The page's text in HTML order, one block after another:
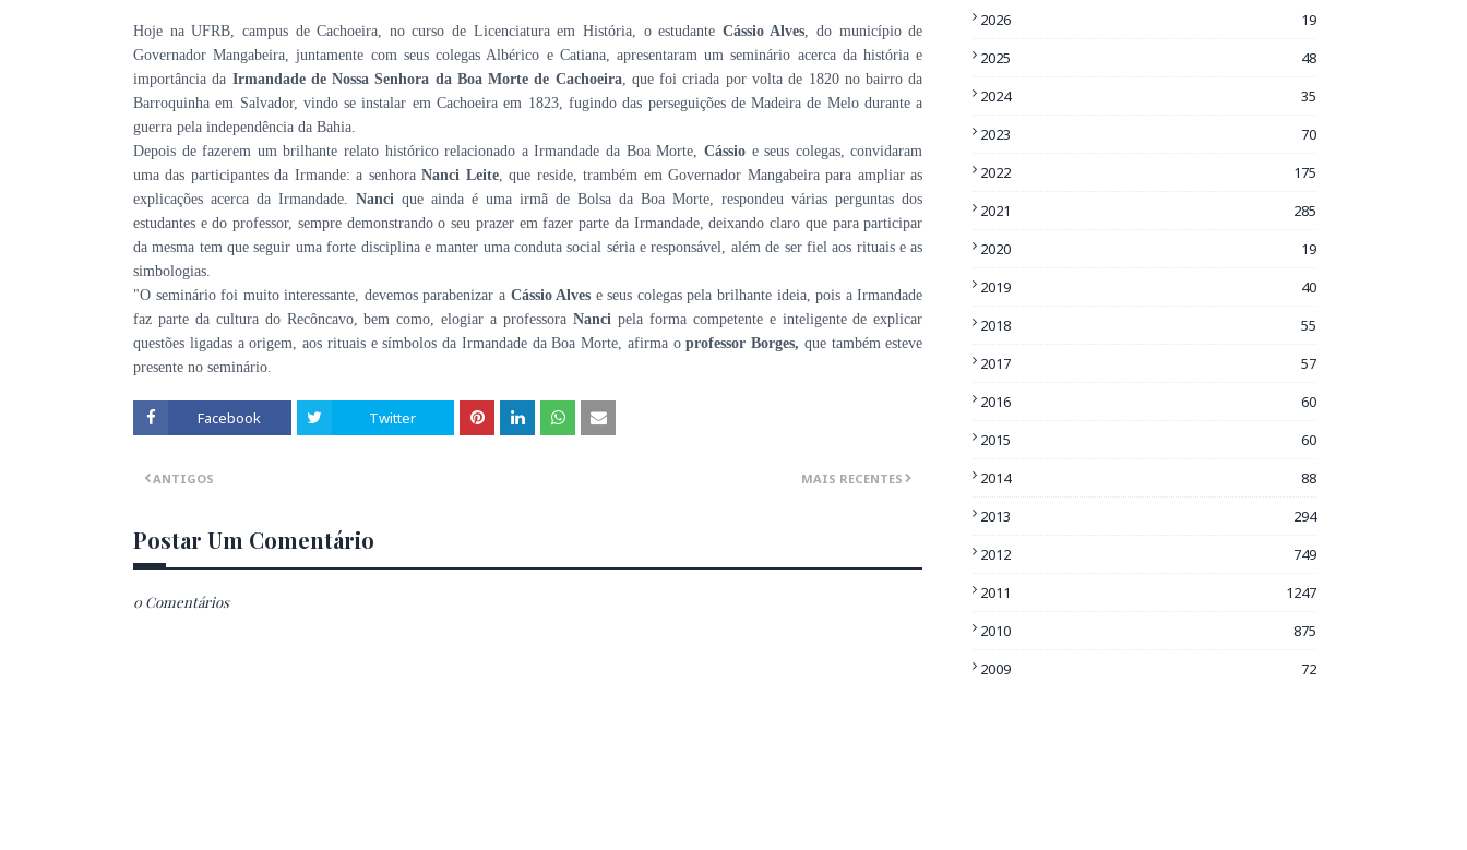
Hoje na UFRB, campus de Cachoeira, no curso de Licenciatura em História, o estudante Cássio Alves, do município de
Governador Mangabeira, juntamente com seus colegas Albérico e Catiana, apresentaram um seminário acerca da história e
importância da Irmandade de Nossa Senhora da Boa Morte de Cachoeira, que foi criada por volta de 1820 no bairro da
Barroquinha em Salvador, vindo se instalar em Cachoeira em 1823, fugindo das perseguições de Madeira de Melo durante a
guerra pela independência da Bahia.
Depois de fazerem um brilhante relato histórico relacionado a Irmandade da Boa Morte, Cássioe seus colegas, convidaram
uma das participantes da Irmande: a senhoraNanci Leite, que reside, trambém em Governador Mangabeira para ampliar as
explicações acerca da Irmandade.Nanci que ainda é uma irmã de Bolsa da Boa Morte, respondeu várias perguntas dos
estudantes e do professor, sempre demonstrando o seu prazer em fazer parte da Irmandade, deixando claro que para participar
da mesma tem que seguir uma forte disciplina e manter uma conduta social séria e responsável, além de ser fiel aos rituais e as
simbologias.
"O seminário foi muito interessante, devemos parabenizar a Cássio Alves e seus colegas pela brilhante ideia, pois a Irmandade
faz parte da cultura do Recôncavo, bem como, elogiar a professora Nancipela forma competente e inteligente de explicar
questões ligadas a origem, aos rituais e símbolos da Irmandade da Boa Morte, afirma oprofessor Borges, que também esteve
presente no seminário.
Facebook Twitter
MAIS RECENTES
ANTIGOS
Postar Um Comentário
0 Comentários
2026
19
2025
48
2024
35
2023
70
2022
175
2021
285
2020
19
2019
40
2018
55
2017
57
2016
60
2015
60
2014
88
2013
294
2012
749
2011
1247
2010
875
2009
72